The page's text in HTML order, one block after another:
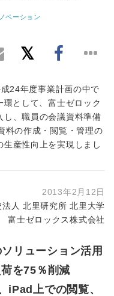
ベーション
24年度事業計画の中で
として、富士ゼロック
し、職員の会議資料準備
料の作成・閲覧・管理の
産性向上を実現しまし
2013年2月12日
法人 北里研究所 北里大学
富士ゼロックス株式会社
リューション活用
を75％削減
iPad上での閲覧、